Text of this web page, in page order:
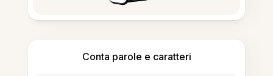
Conta parole e caratteri